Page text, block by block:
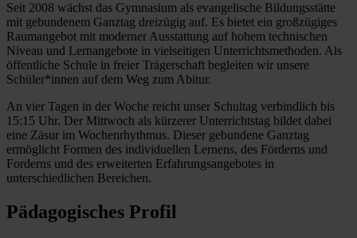
Seit 2008 wächst das Gymnasium als evangelische Bildungsstätte
mit gebundenem Ganztag dreizügig auf. Es bietet ein großzügiges
Raumangebot mit moderner Ausstattung auf hohem technischen
Niveau und Lernangebote in vielseitigen Unterrichtsmethoden. Als
öffentliche Schule in freier Trägerschaft begleiten wir unsere
Schüler*innen auf dem Weg zum Abitur.
An vier Tagen in der Woche reicht unser Schultag verbindlich bis
15:15 Uhr. Der Mittwoch als kürzerer Unterrichtstag bildet dabei
eine Zäsur im Wochenrhythmus. Dieser gebundene Ganztag
ermöglicht Formen des individuellen Lernens, des Förderns und
Forderns und des erweiterten Erfahrungsangebotes in
unterschiedlichen Bereichen.
Pädagogisches Profil